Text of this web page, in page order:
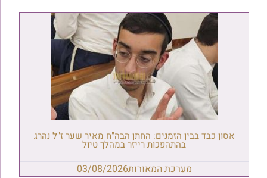
אסון כבד בבין הזמנים: החתן הבה"ח מאיר שער ז"ל נהרג
בהתהפכות רייזר במהלך טיול
מערכת המאורות03/08/2026